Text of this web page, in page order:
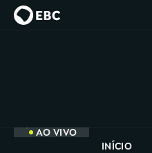
AO VIVO
INÍCIO